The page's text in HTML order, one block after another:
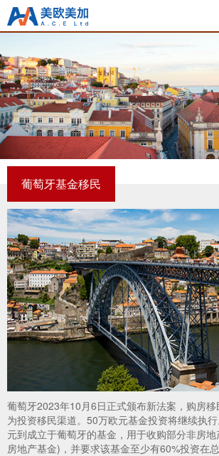
葡萄牙基金移民
葡萄牙2023年10月6日正式颁布新法案，购房
为投资移民渠道。50万欧元基金投资将继续执
元到成立于葡萄牙的基金，用于收购部分非房
房地产基金)，并要求该基金至少有60%投资在